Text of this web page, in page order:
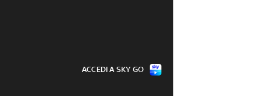
ACCEDI A SKY GO